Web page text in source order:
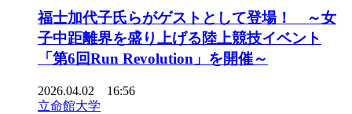
福士加代子氏らがゲストとして登場！ ～女
子中距離界を盛り上げる陸上競技イベント
「第6回Run Revolution」を開催～
2026.04.02 16:56
立命館大学